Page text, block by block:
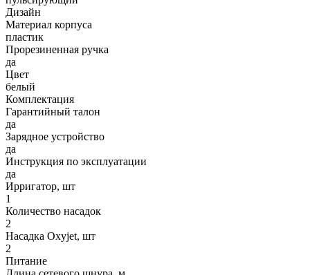
Дизайн
Материал корпуса
пластик
Прорезиненная ручка
да
Цвет
белый
Комплектация
Гарантийный талон
да
Зарядное устройство
да
Инструкция по эксплуатации
да
Ирригатор, шт
1
Количество насадок
2
Насадка Oxyjet, шт
2
Питание